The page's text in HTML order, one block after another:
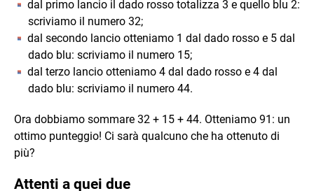
dal primo lancio il dado rosso totalizza 3 e quello blu 2:
scriviamo il numero 32;
dal secondo lancio otteniamo 1 dal dado rosso e 5 dal
dado blu: scriviamo il numero 15;
dal terzo lancio otteniamo 4 dal dado rosso e 4 dal
dado blu: scriviamo il numero 44.
Ora dobbiamo sommare 32 + 15 + 44. Otteniamo 91: un
ottimo punteggio! Ci sarà qualcuno che ha ottenuto di
più?
Attenti a quei due